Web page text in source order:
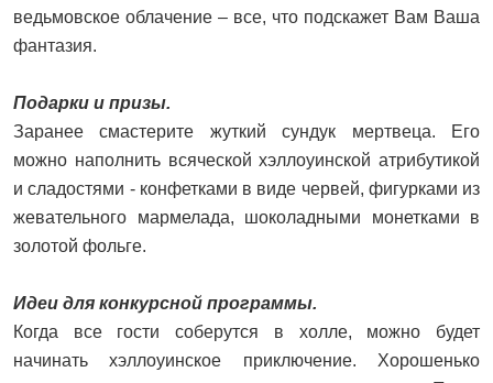
ведьмовское облачение – все, что подскажет Вам Ваша
фантазия.
Подарки и призы.
Заранее смастерите жуткий сундук мертвеца. Его
можно наполнить всяческой хэллоуинской атрибутикой
и сладостями - конфетками в виде червей, фигурками из
жевательного мармелада, шоколадными монетками в
золотой фольге.
Идеи для конкурсной программы.
Когда все гости соберутся в холле, можно будет
начинать хэллоуинское приключение. Хорошенько